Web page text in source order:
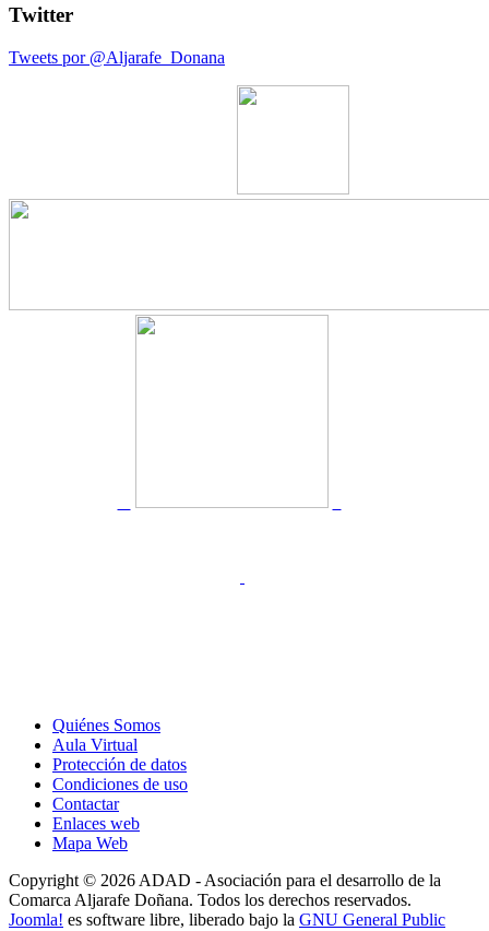
Twitter
Tweets por @Aljarafe_Donana
Quiénes Somos
Aula Virtual
Protección de datos
Condiciones de uso
Contactar
Enlaces web
Mapa Web
Copyright © 2026 ADAD - Asociación para el desarrollo de la
Comarca Aljarafe Doñana. Todos los derechos reservados.
Joomla! es software libre, liberado bajo la GNU General Public